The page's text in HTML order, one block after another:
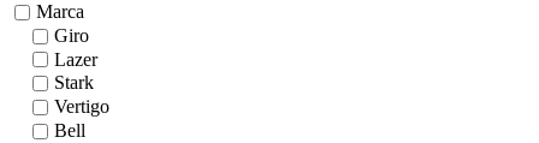
Marca
Giro
Lazer
Stark
Vertigo
Bell